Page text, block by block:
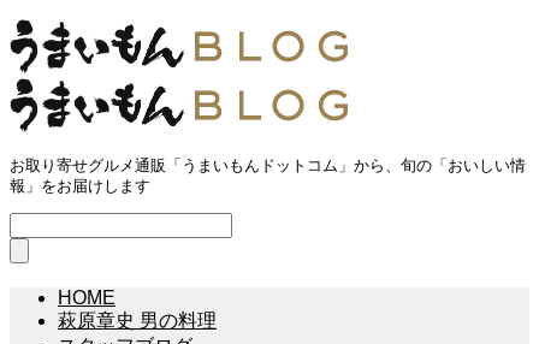
お取り寄せグルメ通販「うまいもんドットコム」から、旬の「おいしい情
報」をお届けします
HOME
萩原章史 男の料理